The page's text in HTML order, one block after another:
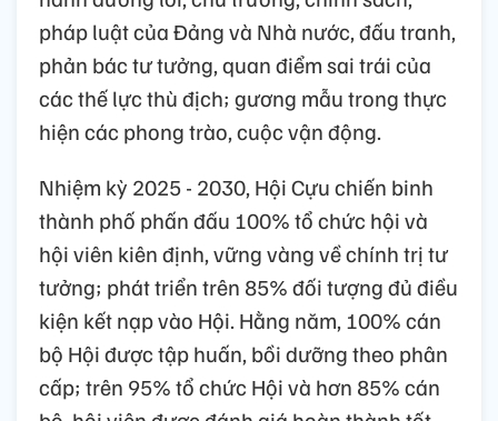
pháp luật của Đảng và Nhà nước, đấu tranh,
phản bác tư tưởng, quan điểm sai trái của
các thế lực thù địch; gương mẫu trong thực
hiện các phong trào, cuộc vận động.
Nhiệm kỳ 2025 - 2030, Hội Cựu chiến binh
thành phố phấn đấu 100% tổ chức hội và
hội viên kiên định, vững vàng về chính trị tư
tưởng; phát triển trên 85% đối tượng đủ điều
kiện kết nạp vào Hội. Hằng năm, 100% cán
bộ Hội được tập huấn, bồi dưỡng theo phân
cấp; trên 95% tổ chức Hội và hơn 85% cán